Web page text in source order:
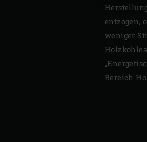
entzogen,
weniger
Bereich